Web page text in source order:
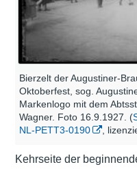
Bierzelt der Augustiner-
Oktoberfest, sog.
Markenlogo mit dem
Wagner. Foto 16.9.1927. (
NL-PETT3-0190
,
Kehrseite der